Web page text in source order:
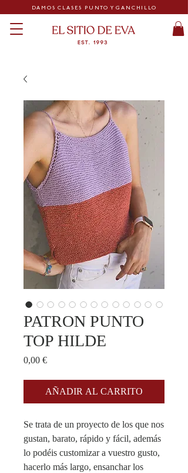
DAMOS CLASES PUNTO Y GANCHILLO
PATRON PUNTO
TOP HILDE
0,00 €Precio
AÑADIR AL CARRITO
Se trata de un proyecto de los que nos
gustan, barato, rápido y fácil, además
lo podéis customizar a vuestro gusto,
hacerlo más largo, ensanchar los